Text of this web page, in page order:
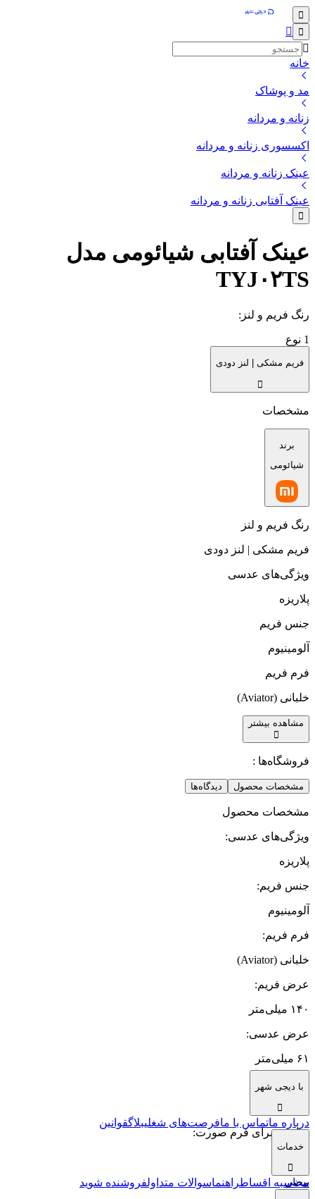
خانه
مد و پوشاک
زنانه و مردانه
اکسسوری زنانه و مردانه
عینک زنانه و مردانه
عینک آفتابی زنانه و مردانه
عینک آفتابی شیائومی مدل
TYJ۰۲TS
رنگ فریم و لنز :
1 نوع
فریم مشکی | لنز دودی
مشخصات
برند
شیائومی
رنگ فریم و لنز
فریم مشکی | لنز دودی
ویژگی‌های عدسی
پلاریزه
جنس فریم
آلومینیوم
فرم فریم
خلبانی (Aviator)
مشاهده بیشتر
فروشگاه‌ها :
مشخصات محصول دیدگاه‌ها
مشخصات محصول
ویژگی‌های عدسی:
پلاریزه
جنس فریم:
آلومینیوم
فرم فریم:
خلبانی (Aviator)
عرض فریم:
۱۴۰ میلی‌متر
عرض عدسی:
۶۱ میلی‌متر
عرض پل:
مناسب برای فرم صورت:
بیضی
با دیجی شهر
درباره ماتماس با مافرصت‌های شغلیبلاگقوانین
خدمات
محاسبه اقساطراهنماسوالات متداولفروشنده شوید